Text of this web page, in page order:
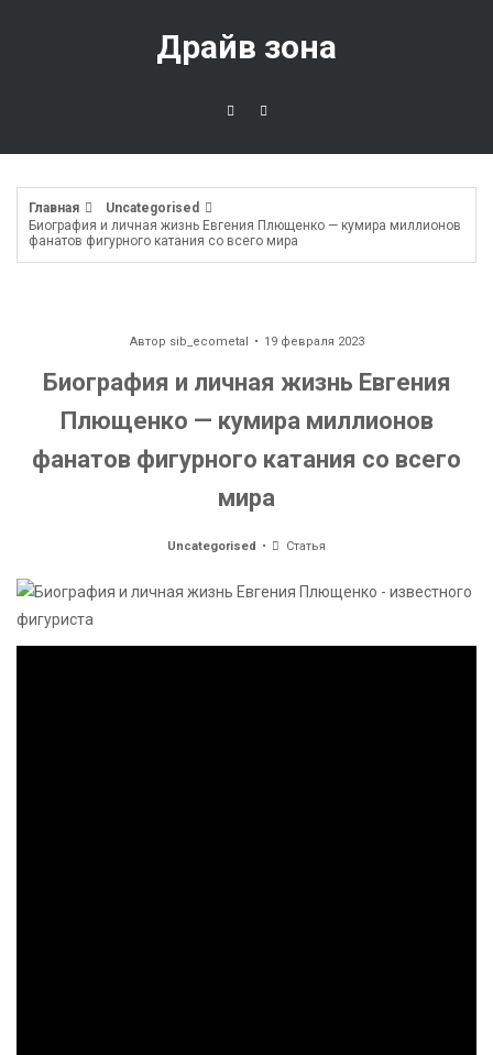
Драйв зона
Главная
Uncategorised
Биография и личная жизнь Евгения Плющенко — кумира миллионов
фанатов фигурного катания со всего мира
Автор sib_ecometal 19 февраля 2023
Биография и личная жизнь Евгения
Плющенко — кумира миллионов
фанатов фигурного катания со всего
мира
Uncategorised Статья